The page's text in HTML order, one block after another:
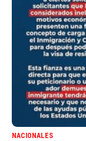
NACIONALES